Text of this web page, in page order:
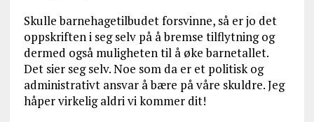
Skulle barnehagetilbudet forsvinne, så er jo det
oppskriften i seg selv på å bremse tilflytning og
dermed også muligheten til å øke barnetallet.
Det sier seg selv. Noe som da er et politisk og
administrativt ansvar å bære på våre skuldre. Jeg
håper virkelig aldri vi kommer dit!